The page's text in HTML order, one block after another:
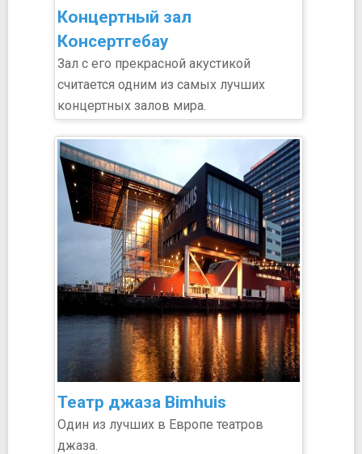
Концертный зал
Консертгебау
Зал с его прекрасной акустикой
считается одним из самых лучших
концертных залов мира.
Театр джаза Bimhuis
Один из лучших в Европе театров
джаза.